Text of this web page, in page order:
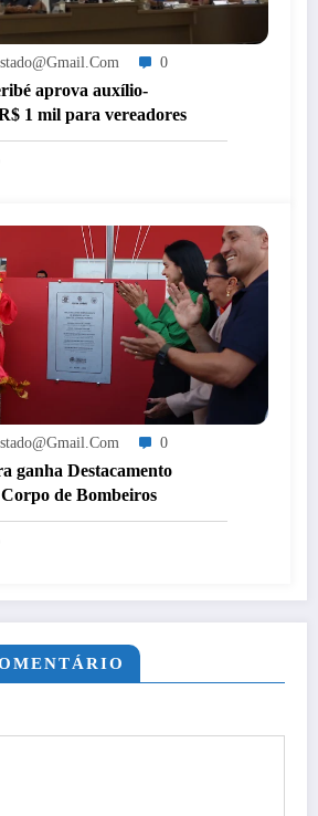
0
aprova auxílio-
1 mil para vereadores
0
ganha Destacamento
de Bombeiros